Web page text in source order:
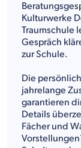
Kulturwerke
Traumschule
Gespräch
zur Schule.
Die
jahrelange
garantieren
Details
Fächer und